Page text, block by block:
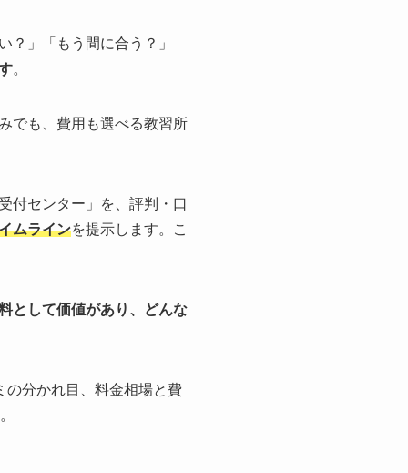
？」「もう間に合う？」
。
でも、費用も選べる教習所
付センター」を、評判・口
ムラインを提示します。こ
として価値があり、どんな
の分かれ目、料金相場と費